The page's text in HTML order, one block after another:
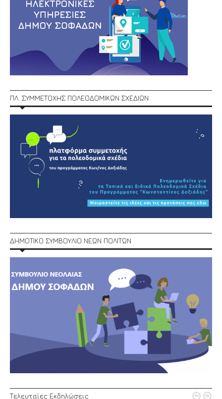
ΠΛ. ΣΥΜΜΕΤΟΧΗΣ ΠΟΛΕΟΔΟΜΙΚΩΝ ΣΧΕΔΙΩΝ
ΔΗΜΟΤΙΚΟ ΣΥΜΒΟΥΛΙΟ ΝΕΩΝ ΠΟΛΙΤΩΝ
Τελευταίες Εκδηλώσεις  